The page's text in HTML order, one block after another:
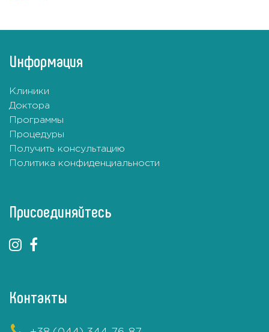
Информация
Клиники
Доктора
Программы
Процедуры
Получить консультацию
Политика конфиденциальности
Присоединяйтесь
Контакты